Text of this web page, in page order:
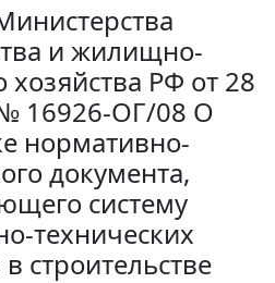
и жилищно-
РФ от 28
16926-ОГ/08 О
нормативно-
документа,
систему
технических
строительстве